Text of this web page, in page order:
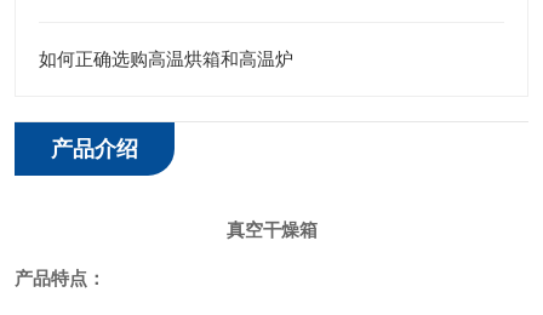
如何正确选购高温烘箱和高温炉
产品介绍
真空干燥箱
产品特点 ：